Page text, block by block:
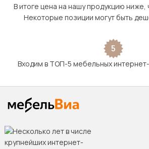
В итоге цена на нашу продукцию ниже,
Некоторые позиции могут быть
5
Входим в ТОП-5 мебельных